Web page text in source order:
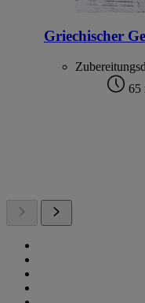
Griechischer
65